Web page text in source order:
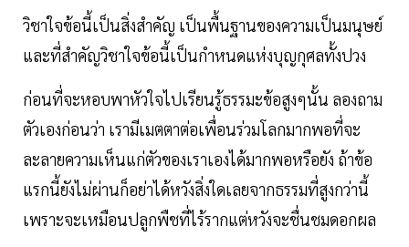
วิชาใจข้อนี้เป็นสิ่งสำคัญ เป็นพื้นฐานของความเป็นมนุษย์
และที่สำคัญวิชาใจข้อนี้เป็นกำหนดแห่งบุญกุศลทั้งปวง
ก่อนที่จะหอบพาหัวใจไปเรียนรู้ธรรมะข้อสูงๆนั้น ลองถาม
ตัวเองก่อนว่า เรามีเมตตาต่อเพื่อนร่วมโลกมากพอที่จะ
ละลายความเห็นแก่ตัวของเราเองได้มากพอหรือยัง ถ้าข้อ
แรกนี้ยังไม่ผ่านก็อย่าได้หวังสิ่งใดเลยจากธรรมที่สูงกว่านี้
เพราะจะเหมือนปลูกพืชที่ไร้รากแต่หวังจะชื่นชมดอกผล